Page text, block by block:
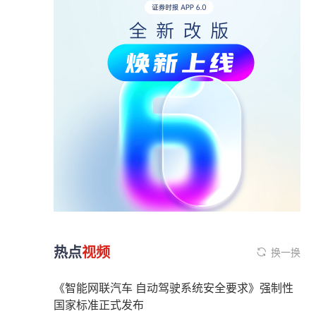
热点视频 换一换
《智能网联汽车 自动驾驶系统安全要求》强制性
国家标准正式发布